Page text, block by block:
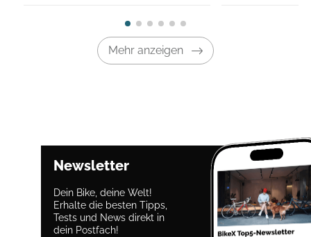
Mehr anzeigen
Newsletter
Dein Bike, deine Welt!
Erhalte die besten Tipps,
Tests und News direkt in
dein Postfach!